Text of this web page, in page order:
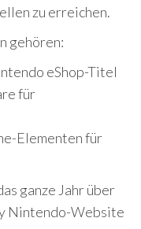
zu erreichen.
gehören:
eShop-Titel
für
Elementen für
ganze Jahr über
Nintendo-Website